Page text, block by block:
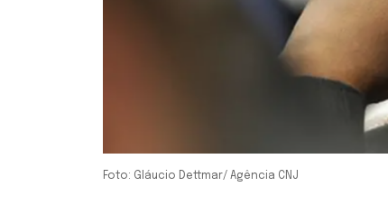
Foto: Gláucio Dettmar/ Agência CNJ